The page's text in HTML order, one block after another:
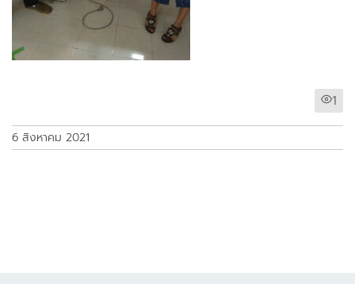
1
6 สิงหาคม 2021